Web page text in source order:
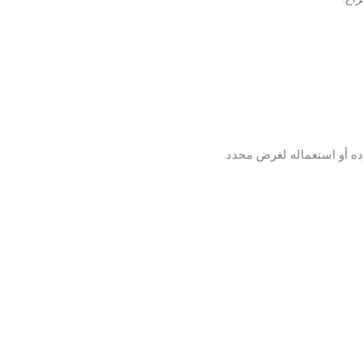
أو استعماله لغرض محدد.